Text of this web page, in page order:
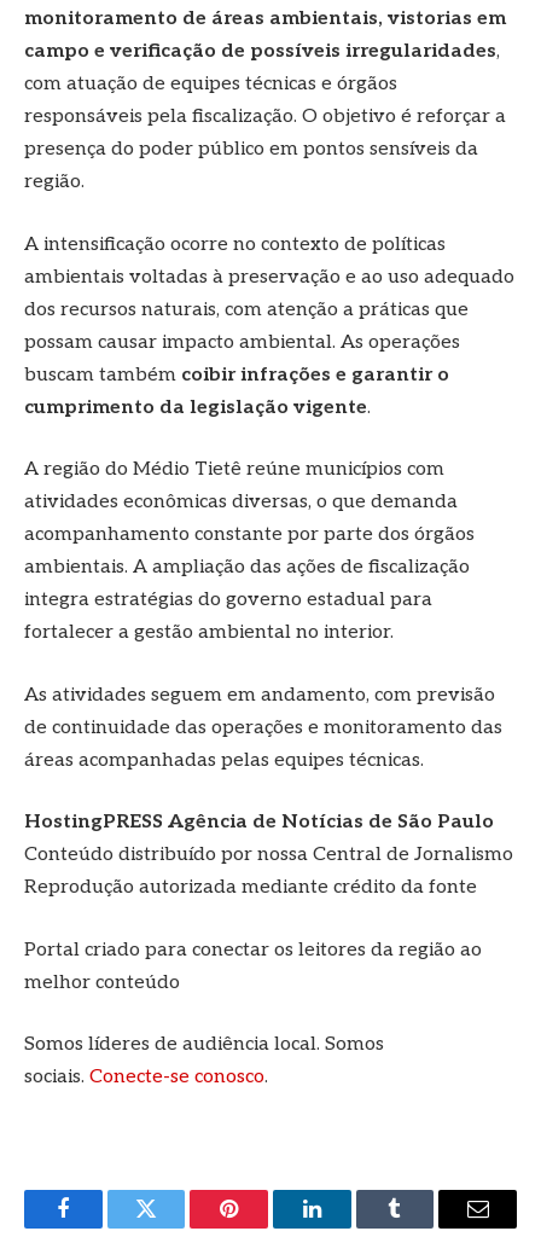
monitoramento de áreas ambientais, vistorias em
campo e verificação de possíveis irregularidades,
com atuação de equipes técnicas e órgãos
responsáveis pela fiscalização. O objetivo é reforçar a
presença do poder público em pontos sensíveis da
região.
A intensificação ocorre no contexto de políticas
ambientais voltadas à preservação e ao uso adequado
dos recursos naturais, com atenção a práticas que
possam causar impacto ambiental. As operações
buscam também coibir infrações e garantir o
cumprimento da legislação vigente.
A região do Médio Tietê reúne municípios com
atividades econômicas diversas, o que demanda
acompanhamento constante por parte dos órgãos
ambientais. A ampliação das ações de fiscalização
integra estratégias do governo estadual para
fortalecer a gestão ambiental no interior.
As atividades seguem em andamento, com previsão
de continuidade das operações e monitoramento das
áreas acompanhadas pelas equipes técnicas.
HostingPRESS Agência de Notícias de São Paulo
Conteúdo distribuído por nossa Central de Jornalismo
Reprodução autorizada mediante crédito da fonte
Portal criado para conectar os leitores da região ao
melhor conteúdo
Somos líderes de audiência local. Somos
sociais. Conecte-se conosco.
FacebookTwitter Pinterest LinkedInTumblr
E-